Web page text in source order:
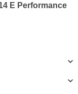
E Performance